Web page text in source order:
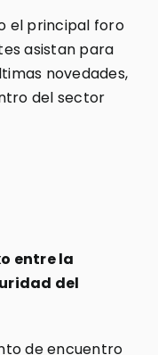
el principal foro
asistan para
novedades,
del sector
entre la
del
de encuentro